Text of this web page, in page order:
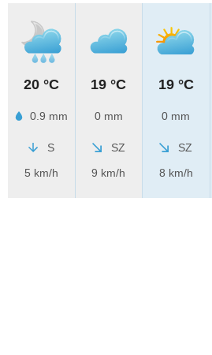
20 °C
0.9 mm
S
5 km/h
19 °C
0 mm
SZ
9 km/h
19 °C
0 mm
SZ
8 km/h